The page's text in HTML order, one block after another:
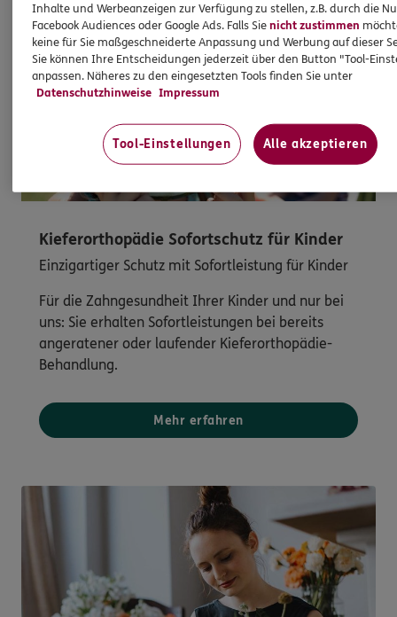
Kieferorthopädie Sofortschutz für Kinder
Einzigartiger Schutz mit Sofortleistung für Kinder
Für die Zahngesundheit Ihrer Kinder und nur bei
uns: Sie erhalten Sofortleistungen bei bereits
angeratener oder laufender Kieferorthopädie-
Behandlung.
Mehr erfahren
Inhalte und Werbeanzeigen zur Verfügung zu stellen, z.B. durch die
Facebook Audiences oder Google Ads. Falls Sienicht zustimmen
keine für Sie maßgeschneiderte Anpassung und Werbung auf dieser
Sie können Ihre Entscheidungen jederzeit über den Button "Tool-
anpassen. Näheres zu den eingesetzten Tools finden Sie unter
Datenschutzhinweise Impressum
Tool-Einstellungen Alle akzeptieren